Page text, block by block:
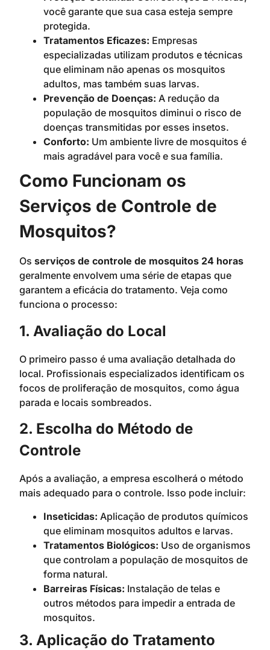
você garante que sua casa esteja sempre
protegida.
Tratamentos Eficazes: Empresas
especializadas utilizam produtos e técnicas
que eliminam não apenas os mosquitos
adultos, mas também suas larvas.
Prevenção de Doenças: A redução da
população de mosquitos diminui o risco de
doenças transmitidas por esses insetos.
Conforto: Um ambiente livre de mosquitos é
mais agradável para você e sua família.
Como Funcionam os
Serviços de Controle de
Mosquitos?
Os serviços de controle de mosquitos 24 horas
geralmente envolvem uma série de etapas que
garantem a eficácia do tratamento. Veja como
funciona o processo:
1. Avaliação do Local
O primeiro passo é uma avaliação detalhada do
local. Profissionais especializados identificam os
focos de proliferação de mosquitos, como água
parada e locais sombreados.
2. Escolha do Método de
Controle
Após a avaliação, a empresa escolherá o método
mais adequado para o controle. Isso pode incluir:
Inseticidas: Aplicação de produtos químicos
que eliminam mosquitos adultos e larvas.
Tratamentos Biológicos: Uso de organismos
que controlam a população de mosquitos de
forma natural.
Barreiras Físicas: Instalação de telas e
outros métodos para impedir a entrada de
mosquitos.
3. Aplicação do Tratamento